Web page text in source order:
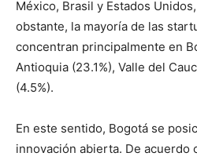
México, Brasil y Estados
obstante, la mayoría de las
concentran principalmente en
Antioquia (23.1%), Valle del
(4.5%).
En este sentido, Bogotá se
innovación abierta. De acuerdo